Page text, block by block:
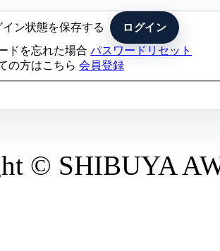
イン状態を保存する
ドを忘れた場合パスワードリセット
の方はこちら会員登録
© SHIBUYA